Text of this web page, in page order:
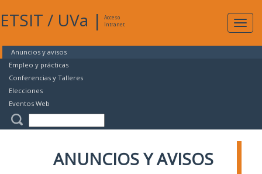
ETSIT / UVa |
Acceso
Intranet
Anuncios y avisos
Empleo y prácticas
Conferencias y Talleres
Elecciones
Eventos Web
ANUNCIOS Y AVISOS